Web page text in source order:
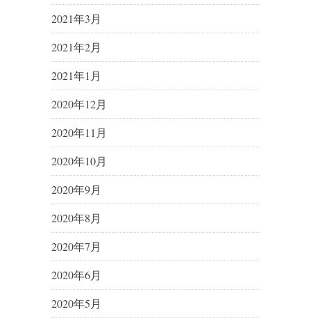
2021年3月
2021年2月
2021年1月
2020年12月
2020年11月
2020年10月
2020年9月
2020年8月
2020年7月
2020年6月
2020年5月